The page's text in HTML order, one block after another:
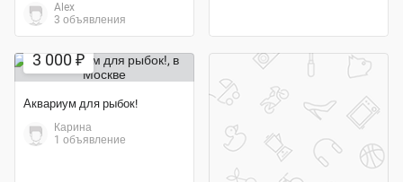
Alex
3 объявления
3 000 ₽
Аквариум для рыбок!
Карина
1 объявление